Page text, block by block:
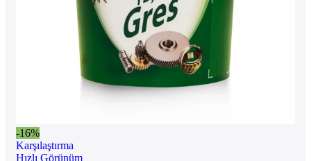
-16%
Karşılaştırma
Hızlı Görünüm